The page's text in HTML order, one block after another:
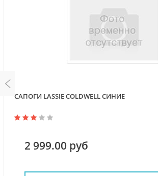
САПОГИ LASSIE COLDWELL СИНИЕ
2 999.00 руб